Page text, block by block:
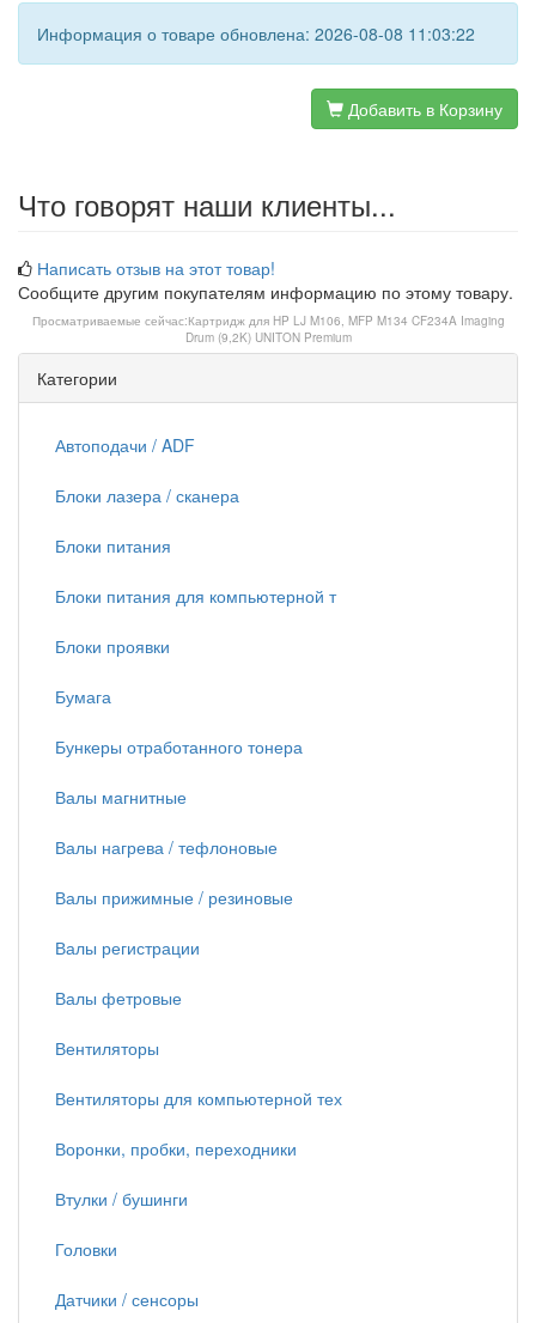
Информация о товаре обновлена: 2026-08-08 11:03:22
Добавить в Корзину
Что говорят наши клиенты...
Написать отзыв на этот товар!
Сообщите другим покупателям информацию по этому товару.
Просматриваемые сейчас:Картридж для HP LJ M106, MFP M134 CF234A Imaging
Drum (9,2K) UNITON Premium
Категории
Автоподачи / ADF
Блоки лазера / сканера
Блоки питания
Блоки питания для компьютерной т
Блоки проявки
Бумага
Бункеры отработанного тонера
Валы магнитные
Валы нагрева / тефлоновые
Валы прижимные / резиновые
Валы регистрации
Валы фетровые
Вентиляторы
Вентиляторы для компьютерной тех
Воронки, пробки, переходники
Втулки / бушинги
Головки
Датчики / сенсоры